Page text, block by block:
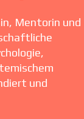
Mentorin und
und